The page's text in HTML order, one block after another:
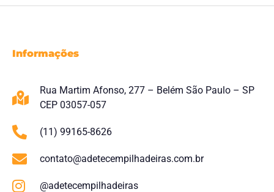
Informações
Rua Martim Afonso, 277 – Belém São Paulo – SP
CEP 03057-057
(11) 99165-8626
contato@adetecempilhadeiras.com.br
@adetecempilhadeiras